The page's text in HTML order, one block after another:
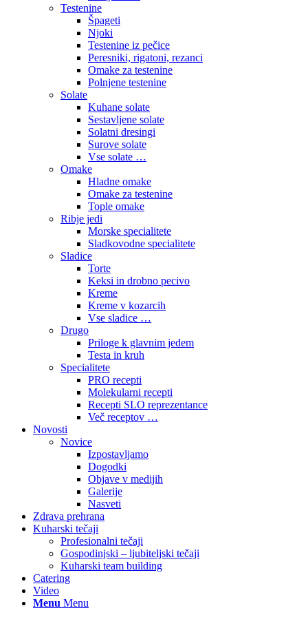
Testenine
Špageti
Njoki
Testenine iz pečice
Peresniki, rigatoni, rezanci
Omake za testenine
Polnjene testenine
Solate
Kuhane solate
Sestavljene solate
Solatni dresingi
Surove solate
Vse solate …
Omake
Hladne omake
Omake za testenine
Tople omake
Ribje jedi
Morske specialitete
Sladkovodne specialitete
Sladice
Torte
Keksi in drobno pecivo
Kreme
Kreme v kozarcih
Vse sladice …
Drugo
Priloge k glavnim jedem
Testa in kruh
Specialitete
PRO recepti
Molekularni recepti
Recepti SLO reprezentance
Več receptov …
Novosti
Novice
Izpostavljamo
Dogodki
Objave v medijih
Galerije
Nasveti
Zdrava prehrana
Kuharski tečaji
Profesionalni tečaji
Gospodinjski – ljubiteljski tečaji
Kuharski team building
Catering
Video
Menu Menu